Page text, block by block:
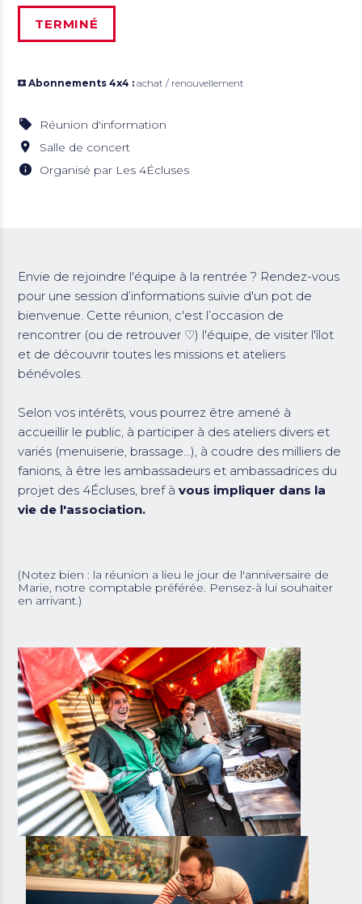
TERMINÉ
Abonnements 4x4 : achat / renouvellement
Réunion d'information
Salle de concert
Organisé par Les 4Écluses
Envie de rejoindre l'équipe à la rentrée ? Rendez-vous
pour une session d’informations suivie d'un pot de
bienvenue. Cette réunion, c'est l’occasion de
rencontrer (ou de retrouver ♡) l'équipe, de visiter l'îlot
et de découvrir toutes les missions et ateliers
bénévoles.
Selon vos intérêts, vous pourrez être amené à
accueillir le public, à participer à des ateliers divers et
variés (menuiserie, brassage...), à coudre des milliers de
fanions, à être les ambassadeurs et ambassadrices du
projet des 4Écluses, bref àvous impliquer dans la
vie de l'association.
(Notez bien : la réunion a lieu le jour de l'anniversaire de
Marie, notre comptable préférée. Pensez-à lui souhaiter
en arrivant.)